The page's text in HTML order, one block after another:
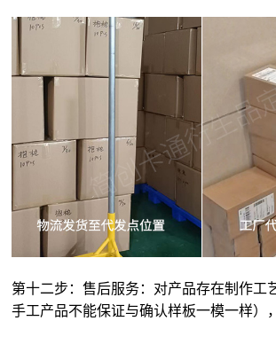
第十二步：售后服务：对产品存在制作工
手工产品不能保证与确认样板一模一样）